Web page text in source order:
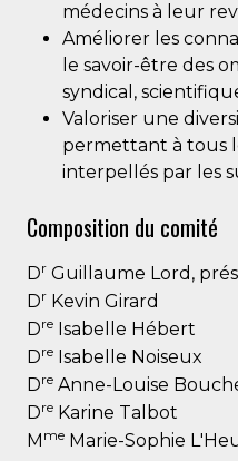
médecins à leur
Améliorer les
le savoir-être des
syndical,
Valoriser une
permettant à tous
interpellés par les
Composition du comité
Dr Guillaume Lord,
Dr Kevin Girard
Dre Isabelle Hébert
Dre Isabelle Noiseux
Dre Anne-Louise
Dre Karine Talbot
M me Marie-Sophie